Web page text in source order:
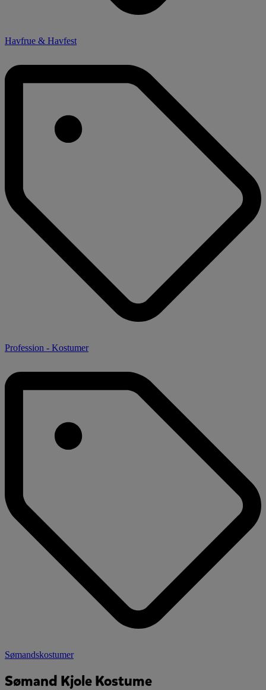
Havfrue & Havfest
Profession - Kostumer
Sømandskostumer
Sømand Kjole Kostume